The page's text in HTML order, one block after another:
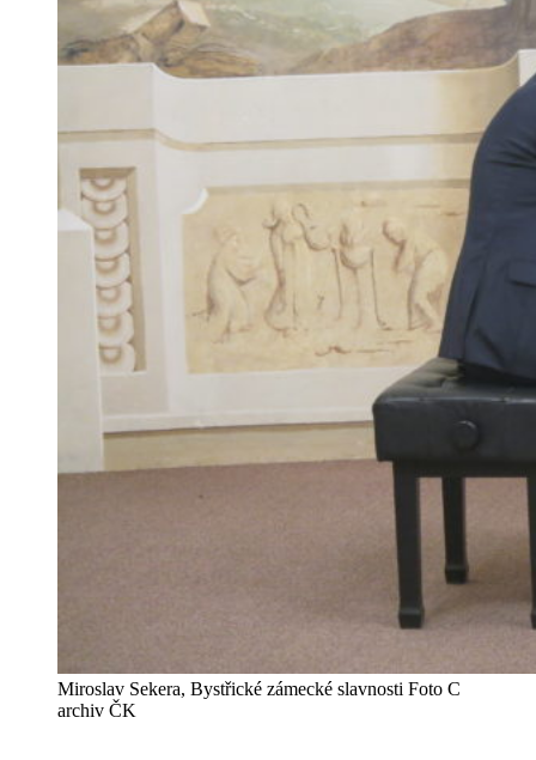
Miroslav Sekera, Bystřické zámecké slavnosti Foto C
archiv ČK